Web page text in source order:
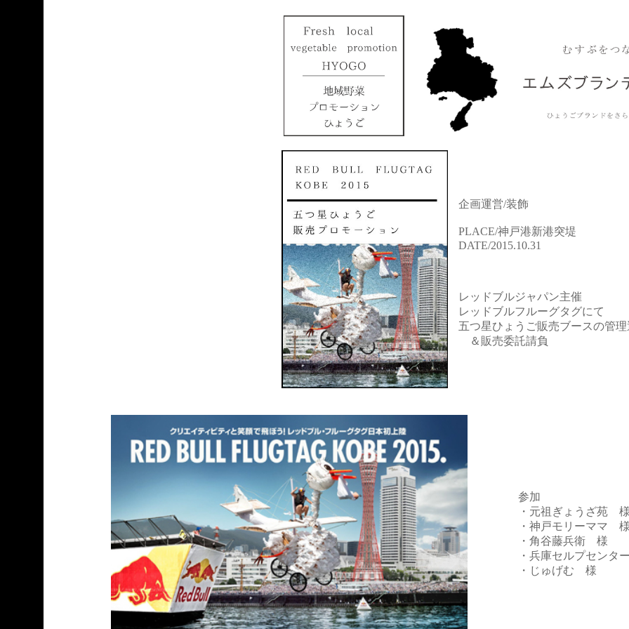
参加
・元祖ぎょうざ苑 様
・神戸モリーママ 様
・角谷藤兵衛 様
・兵庫セルプセンタ
・じゅげむ 様
企画運営/装飾
PLACE/神戸港新港突堤
DATE/2015.10.31
レッドブルジャパン主催
レッドブルフルーグタグにて
五つ星ひょうご販売ブースの管理
＆販売委託請負